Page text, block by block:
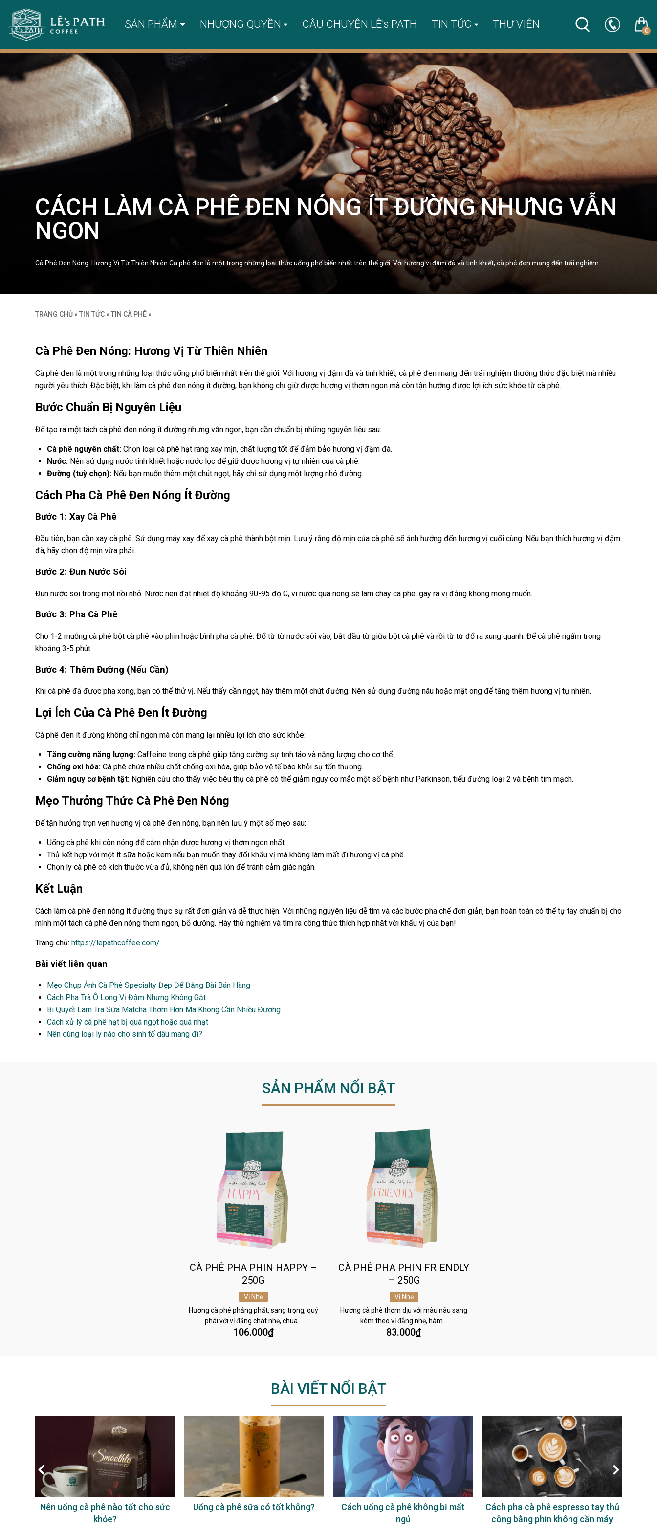
SẢN PHẨM NHƯỢNG QUYỀN CÂU CHUYỆN LÊ’s PATH TIN TỨC THƯ VIỆN 0
CÁCH LÀM CÀ PHÊ ĐEN NÓNG ÍT ĐƯỜNG NHƯNG VẪN
NGON
Cà Phê Đen Nóng: Hương Vị Từ Thiên Nhiên Cà phê đen là một trong những loại thức uống phổ biến nhất trên thế giới. Với hương vị đậm đà và tinh khiết, cà phê đen mang đến trải nghiệm…
TRANG CHỦ » TIN TỨC » TIN CÀ PHÊ »
Cà Phê Đen Nóng: Hương Vị Từ Thiên Nhiên
Cà phê đen là một trong những loại thức uống phổ biến nhất trên thế giới. Với hương vị đậm đà và tinh khiết, cà phê đen mang đến trải nghiệm thưởng thức đặc biệt mà nhiều
người yêu thích. Đặc biệt, khi làm cà phê đen nóng ít đường, bạn không chỉ giữ được hương vị thơm ngon mà còn tận hưởng được lợi ích sức khỏe từ cà phê.
Bước Chuẩn Bị Nguyên Liệu
Để tạo ra một tách cà phê đen nóng ít đường nhưng vẫn ngon, bạn cần chuẩn bị những nguyên liệu sau:
Cà phê nguyên chất: Chọn loại cà phê hạt rang xay mịn, chất lượng tốt để đảm bảo hương vị đậm đà.
Nước: Nên sử dụng nước tinh khiết hoặc nước lọc để giữ được hương vị tự nhiên của cà phê.
Đường (tuỳ chọn): Nếu bạn muốn thêm một chút ngọt, hãy chỉ sử dụng một lượng nhỏ đường.
Cách Pha Cà Phê Đen Nóng Ít Đường
Bước 1: Xay Cà Phê
Đầu tiên, bạn cần xay cà phê. Sử dụng máy xay để xay cà phê thành bột mịn. Lưu ý rằng độ mịn của cà phê sẽ ảnh hưởng đến hương vị cuối cùng. Nếu bạn thích hương vị đậm
đà, hãy chọn độ mịn vừa phải.
Bước 2: Đun Nước Sôi
Đun nước sôi trong một nồi nhỏ. Nước nên đạt nhiệt độ khoảng 90-95 độ C, vì nước quá nóng sẽ làm cháy cà phê, gây ra vị đắng không mong muốn.
Bước 3: Pha Cà Phê
Cho 1-2 muỗng cà phê bột cà phê vào phin hoặc bình pha cà phê. Đổ từ từ nước sôi vào, bắt đầu từ giữa bột cà phê và rồi từ từ đổ ra xung quanh. Để cà phê ngấm trong
khoảng 3-5 phút.
Bước 4: Thêm Đường (Nếu Cần)
Khi cà phê đã được pha xong, bạn có thể thử vị. Nếu thấy cần ngọt, hãy thêm một chút đường. Nên sử dụng đường nâu hoặc mật ong để tăng thêm hương vị tự nhiên.
Lợi Ích Của Cà Phê Đen Ít Đường
Cà phê đen ít đường không chỉ ngon mà còn mang lại nhiều lợi ích cho sức khỏe:
Tăng cường năng lượng: Caffeine trong cà phê giúp tăng cường sự tỉnh táo và năng lượng cho cơ thể.
Chống oxi hóa: Cà phê chứa nhiều chất chống oxi hóa, giúp bảo vệ tế bào khỏi sự tổn thương.
Giảm nguy cơ bệnh tật: Nghiên cứu cho thấy việc tiêu thụ cà phê có thể giảm nguy cơ mắc một số bệnh như Parkinson, tiểu đường loại 2 và bệnh tim mạch.
Mẹo Thưởng Thức Cà Phê Đen Nóng
Để tận hưởng trọn vẹn hương vị cà phê đen nóng, bạn nên lưu ý một số mẹo sau:
Uống cà phê khi còn nóng để cảm nhận được hương vị thơm ngon nhất.
Thử kết hợp với một ít sữa hoặc kem nếu bạn muốn thay đổi khẩu vị mà không làm mất đi hương vị cà phê.
Chọn ly cà phê có kích thước vừa đủ, không nên quá lớn để tránh cảm giác ngán.
Kết Luận
Cách làm cà phê đen nóng ít đường thực sự rất đơn giản và dễ thực hiện. Với những nguyên liệu dễ tìm và các bước pha chế đơn giản, bạn hoàn toàn có thể tự tay chuẩn bị cho
mình một tách cà phê đen nóng thơm ngon, bổ dưỡng. Hãy thử nghiệm và tìm ra công thức thích hợp nhất với khẩu vị của bạn!
Trang chủ: https://lepathcoffee.com/
Bài viết liên quan
Mẹo Chụp Ảnh Cà Phê Specialty Đẹp Để Đăng Bài Bán Hàng
Cách Pha Trà Ô Long Vị Đậm Nhưng Không Gắt
Bí Quyết Làm Trà Sữa Matcha Thơm Hơn Mà Không Cần Nhiều Đường
Cách xử lý cà phê hạt bị quá ngọt hoặc quá nhạt
Nên dùng loại ly nào cho sinh tố dâu mang đi?
SẢN PHẨM NỔI BẬT
CÀ PHÊ PHA PHIN HAPPY –
250G
Vị Nhẹ
Hương cà phê phảng phất, sang trọng, quý
phái với vị đắng chát nhẹ, chua…
106.000₫
CÀ PHÊ PHA PHIN FRIENDLY
– 250G
Vị Nhẹ
Hương cà phê thơm dịu với màu nâu sang
kèm theo vị đắng nhẹ, hàm…
83.000₫
BÀI VIẾT NỔI BẬT
Nên uống cà phê nào tốt cho sức
khỏe?
Uống cà phê sữa có tốt không?
Cách uống cà phê không bị mất
ngủ
Cách pha cà phê espresso tay thủ
công bằng phin không cần máy